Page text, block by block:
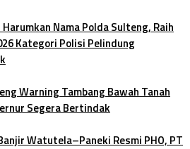
Nama Polda Sulteng, Raih
Kategori Polisi Pelindung
Warning Tambang Bawah Tanah
Segera Bertindak
Watutela–Paneki Resmi PHO, PT